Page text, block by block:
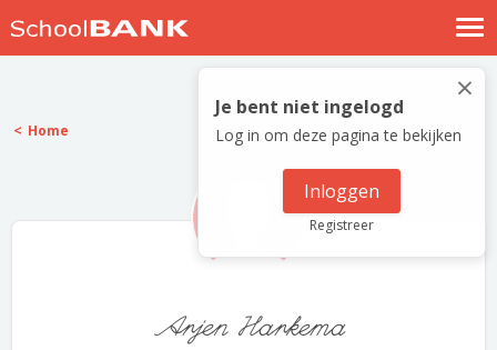
Nostalgische verhalen
Log in
Meld je gratis aan
×
Je bent niet ingelogd
Log in om deze pagina te bekijken
Inloggen
Registreer
Home
Arjen Harkema